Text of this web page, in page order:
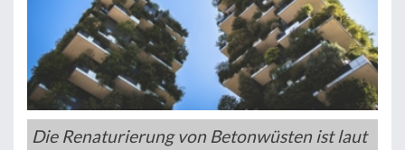
Die Renaturierung von Betonwüsten ist laut